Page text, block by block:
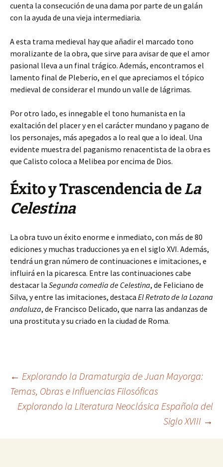
cuenta la consecución de una dama por parte de un galán
con la ayuda de una vieja intermediaria.
A esta trama medieval hay que añadir el marcado tono
moralizante de la obra, que sirve para avisar de que el amor
pasional lleva a un final trágico. Además, encontramos el
lamento final de Pleberio, en el que apreciamos el tópico
medieval de considerar el mundo un valle de lágrimas.
Por otro lado, es innegable el tono humanista en la
exaltación del placer y en el carácter mundano y pagano de
los personajes, más apegados a lo real que a lo ideal. Una
evidente muestra del paganismo renacentista de la obra es
que Calisto coloca a Melibea por encima de Dios.
Éxito y Trascendencia deLa
Celestina
La obra tuvo un éxito enorme e inmediato, con más de 80
ediciones y muchas traducciones ya en el siglo XVI. Además,
tendrá un gran número de continuaciones e imitaciones, e
influirá en la picaresca. Entre las continuaciones cabe
destacar la Segunda comedia de Celestina, de Feliciano de
Silva, y entre las imitaciones, destaca El Retrato de la Lozana
andaluza, de Francisco Delicado, que narra las andanzas de
una prostituta y su criado en la ciudad de Roma.
Navegación
de
entradas
← Explorando la Dramaturgia de Juan Mayorga:
Temas, Obras e Influencias Filosóficas
Explorando la Literatura Neoclásica Española del
Siglo XVIII →